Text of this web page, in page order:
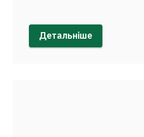
Детальніше